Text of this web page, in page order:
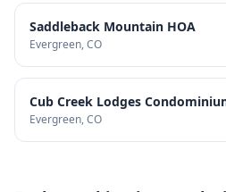
Saddleback Mountain HOA
Evergreen, CO
Cub Creek Lodges
Evergreen, CO